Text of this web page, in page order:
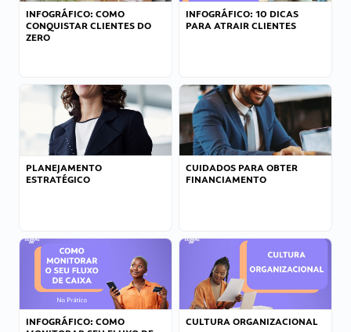
INFOGRÁFICO: COMO
CONQUISTAR CLIENTES DO
ZERO
INFOGRÁFICO: 10 DICAS
PARA ATRAIR CLIENTES
PLANEJAMENTO
ESTRATÉGICO
CUIDADOS PARA OBTER
FINANCIAMENTO
INFOGRÁFICO: COMO
CULTURA ORGANIZACIONAL